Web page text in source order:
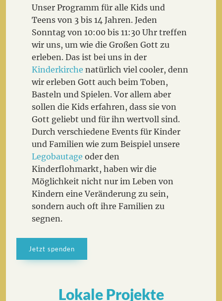
Unser Programm für alle Kids und
Teens von 3 bis 14 Jahren. Jeden
Sonntag von 10:00 bis 11:30 Uhr treffen
wir uns, um wie die Großen Gott zu
erleben. Das ist bei uns in der
Kinderkirche natürlich viel cooler, denn
wir erleben Gott auch beim Toben,
Basteln und Spielen. Vor allem aber
sollen die Kids erfahren, dass sie von
Gott geliebt und für ihn wertvoll sind.
Durch verschiedene Events für Kinder
und Familien wie zum Beispiel unsere
Legobautage oder den
Kinderflohmarkt, haben wir die
Möglichkeit nicht nur im Leben von
Kindern eine Veränderung zu sein,
sondern auch oft ihre Familien zu
segnen.
Jetzt spenden
Lokale Projekte